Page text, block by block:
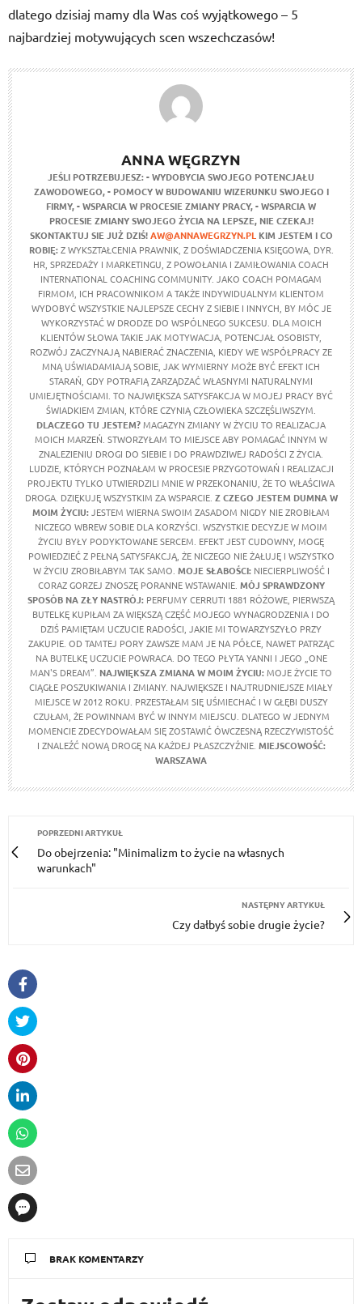
dlatego dzisiaj mamy dla Was coś wyjątkowego – 5
najbardziej motywujących scen wszechczasów!
ANNA WĘGRZYN
JEŚLI POTRZEBUJESZ:- WYDOBYCIA SWOJEGO POTENCJAŁU
ZAWODOWEGO, - POMOCY W BUDOWANIU WIZERUNKU SWOJEGO I
FIRMY,- WSPARCIA W PROCESIE ZMIANY PRACY,- WSPARCIA W
PROCESIE ZMIANY SWOJEGO ŻYCIA NA LEPSZE, NIE CZEKAJ!
SKONTAKTUJ SIE JUŻ DZIŚ!AW@ANNAWEGRZYN.PL KIM JESTEM I CO
ROBIĘ:Z WYKSZTAŁCENIA PRAWNIK, Z DOŚWIADCZENIA KSIĘGOWA, DYR.
HR, SPRZEDAŻY I MARKETINGU, Z POWOŁANIA I ZAMIŁOWANIA COACH
INTERNATIONAL COACHING COMMUNITY. JAKO COACH POMAGAM
FIRMOM, ICH PRACOWNIKOM A TAKŻE INDYWIDUALNYM KLIENTOM
WYDOBYĆ WSZYSTKIE NAJLEPSZE CECHY Z SIEBIE I INNYCH, BY MÓC JE
WYKORZYSTAĆ W DRODZE DO WSPÓLNEGO SUKCESU. DLA MOICH
KLIENTÓW SŁOWA TAKIE JAK MOTYWACJA, POTENCJAŁ OSOBISTY,
ROZWÓJ ZACZYNAJĄ NABIERAĆ ZNACZENIA, KIEDY WE WSPÓŁPRACY ZE
MNĄ UŚWIADAMIAJĄ SOBIE, JAK WYMIERNY MOŻE BYĆ EFEKT ICH
STARAŃ, GDY POTRAFIĄ ZARZĄDZAĆ WŁASNYMI NATURALNYMI
UMIEJĘTNOŚCIAMI. TO NAJWIĘKSZA SATYSFAKCJA W MOJEJ PRACY BYĆ
ŚWIADKIEM ZMIAN, KTÓRE CZYNIĄ CZŁOWIEKA SZCZĘŚLIWSZYM.
DLACZEGO TU JESTEM?MAGAZYN ZMIANY W ŻYCIU TO REALIZACJA
MOICH MARZEŃ. STWORZYŁAM TO MIEJSCE ABY POMAGAĆ INNYM W
ZNALEZIENIU DROGI DO SIEBIE I DO PRAWDZIWEJ RADOŚCI Z ŻYCIA.
LUDZIE, KTÓRYCH POZNAŁAM W PROCESIE PRZYGOTOWAŃ I REALIZACJI
PROJEKTU TYLKO UTWIERDZILI MNIE W PRZEKONANIU, ŻE TO WŁAŚCIWA
DROGA. DZIĘKUJĘ WSZYSTKIM ZA WSPARCIE. Z CZEGO JESTEM DUMNA W
MOIM ŻYCIU:JESTEM WIERNA SWOIM ZASADOM NIGDY NIE ZROBIŁAM
NICZEGO WBREW SOBIE DLA KORZYŚCI. WSZYSTKIE DECYZJE W MOIM
ŻYCIU BYŁY PODYKTOWANE SERCEM. EFEKT JEST CUDOWNY, MOGĘ
POWIEDZIEĆ Z PEŁNĄ SATYSFAKCJĄ, ŻE NICZEGO NIE ŻAŁUJĘ I WSZYSTKO
W ŻYCIU ZROBIŁABYM TAK SAMO. MOJE SŁABOŚCI:NIECIERPLIWOŚĆ I
CORAZ GORZEJ ZNOSZĘ PORANNE WSTAWANIE. MÓJ SPRAWDZONY
SPOSÓB NA ZŁY NASTRÓJ: PERFUMY CERRUTI 1881 RÓŻOWE, PIERWSZĄ
BUTELKĘ KUPIŁAM ZA WIĘKSZĄ CZĘŚĆ MOJEGO WYNAGRODZENIA I DO
DZIŚ PAMIĘTAM UCZUCIE RADOŚCI, JAKIE MI TOWARZYSZYŁO PRZY
ZAKUPIE. OD TAMTEJ PORY ZAWSZE MAM JE NA PÓŁCE, NAWET PATRZĄC
NA BUTELKĘ UCZUCIE POWRACA. DO TEGO PŁYTA YANNI I JEGO „ONE
MAN'S DREAM”. NAJWIĘKSZA ZMIANA W MOIM ŻYCIU:MOJE ŻYCIE TO
CIĄGŁE POSZUKIWANIA I ZMIANY. NAJWIĘKSZE I NAJTRUDNIEJSZE MIAŁY
MIEJSCE W 2012 ROKU. PRZESTAŁAM SIĘ UŚMIECHAĆ I W GŁĘBI DUSZY
CZUŁAM, ŻE POWINNAM BYĆ W INNYM MIEJSCU. DLATEGO W JEDNYM
MOMENCIE ZDECYDOWAŁAM SIĘ ZOSTAWIĆ ÓWCZESNĄ RZECZYWISTOŚĆ
I ZNALEŹĆ NOWĄ DROGĘ NA KAŻDEJ PŁASZCZYŹNIE. MIEJSCOWOŚĆ:
WARSZAWA
POPRZEDNI ARTYKUŁ
Do obejrzenia: "Minimalizm to życie na własnych
warunkach"
NASTĘPNY ARTYKUŁ
Czy dałbyś sobie drugie życie?
BRAK KOMENTARZY